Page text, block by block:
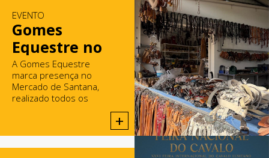
EVENTO
Gomes
Equestre no
Mercado de
Santana
A Gomes Equestre
marca presença no
Mercado de Santana,
realizado todos os
+